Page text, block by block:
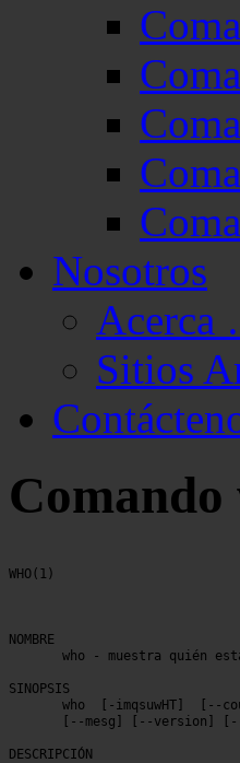
Nosotros
Acerca
Sitios
WHO(1)									WHO(1)
NOMBRE
who - muestra quién
SINOPSIS
who  [-imqsuwHT]  [--
[--mesg] [--version]
DESCRIPCIÓN